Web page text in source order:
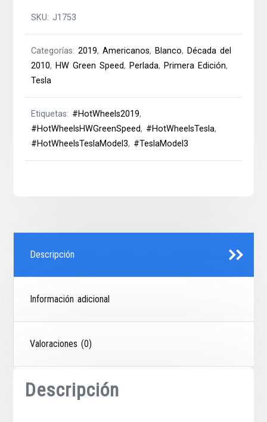
SKU:J1753
Categorías:2019,Americanos, Blanco, Década del
2010, HW Green Speed, Perlada, Primera Edición,
Tesla
Etiquetas: #HotWheels2019,
#HotWheelsHWGreenSpeed, #HotWheelsTesla,
#HotWheelsTeslaModel3, #TeslaModel3
Descripción
Información adicional
Valoraciones (0)
Descripción